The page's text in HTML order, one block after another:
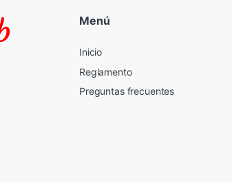
Menú
Inicio
Reglamento
Preguntas frecuentes